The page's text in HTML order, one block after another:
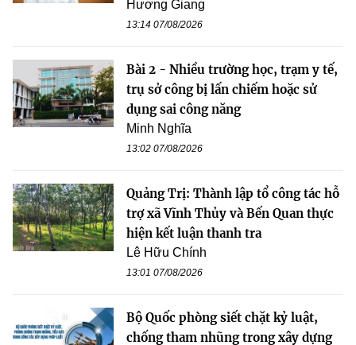
Hương Giang
13:14 07/08/2026
Bài 2 - Nhiều trường học, trạm y tế,
trụ sở công bị lấn chiếm hoặc sử
dụng sai công năng
Minh Nghĩa
13:02 07/08/2026
Quảng Trị: Thành lập tổ công tác hỗ
trợ xã Vĩnh Thủy và Bến Quan thực
hiện kết luận thanh tra
Lê Hữu Chính
13:01 07/08/2026
Bộ Quốc phòng siết chặt kỷ luật,
chống tham nhũng trong xây dựng